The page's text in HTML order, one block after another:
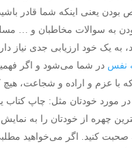
یعنی اینکه شما قادر
به سوالات مخاطبان و …
به یک خود ارزیابی جدی نیاز
نفس در شما می‌شود و اگر
با عزم و اراده و شجاعت،
مورد خودتان مثل: چاپ کتاب
چهره از خودتان را به
کنید. اگر می‌خواهید